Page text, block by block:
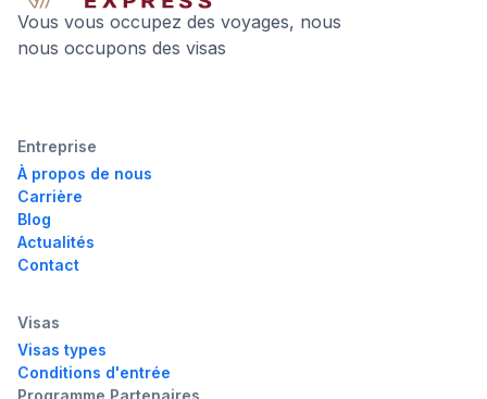
Vous vous occupez des voyages, nous
nous occupons des visas
Entreprise
À propos de nous
Carrière
Blog
Actualités
Contact
Visas
Visas types
Conditions d'entrée